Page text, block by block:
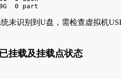
0 part
未识别到U盘，需检查虚拟机
挂载及挂载点状态